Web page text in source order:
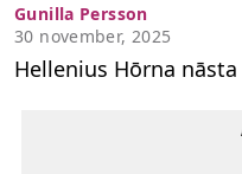
Hellenius Hōrna nāsta
Gunilla Persson
30 november, 2025